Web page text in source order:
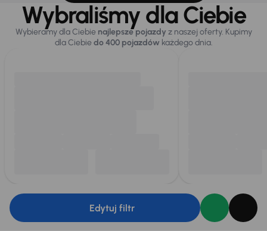
Wybraliśmy dla Ciebie
Wybieramy dla Ciebie najlepsze pojazdy z naszej oferty. Kupimy
dla Ciebiedo 400 pojazdówkażdego dnia.
Edytuj filtr